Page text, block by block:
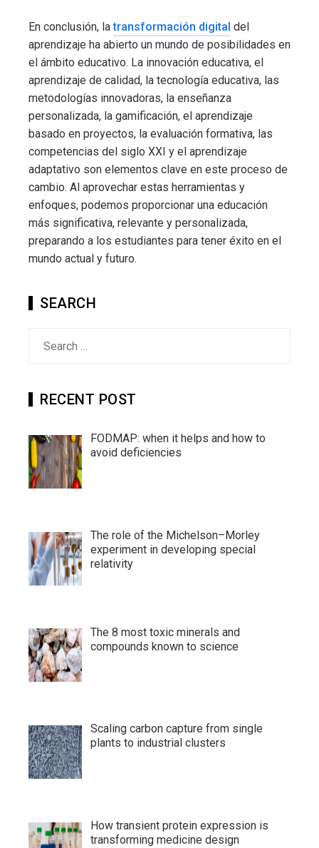
En conclusión, latransformación digital del
aprendizaje ha abierto un mundo de posibilidades en
el ámbito educativo. La innovación educativa, el
aprendizaje de calidad, la tecnología educativa, las
metodologías innovadoras, la enseñanza
personalizada, la gamificación, el aprendizaje
basado en proyectos, la evaluación formativa, las
competencias del siglo XXI y el aprendizaje
adaptativo son elementos clave en este proceso de
cambio. Al aprovechar estas herramientas y
enfoques, podemos proporcionar una educación
más significativa, relevante y personalizada,
preparando a los estudiantes para tener éxito en el
mundo actual y futuro.
SEARCH
RECENT POST
FODMAP: when it helps and how to
avoid deficiencies
The role of the Michelson–Morley
experiment in developing special
relativity
The 8 most toxic minerals and
compounds known to science
Scaling carbon capture from single
plants to industrial clusters
How transient protein expression is
transforming medicine design